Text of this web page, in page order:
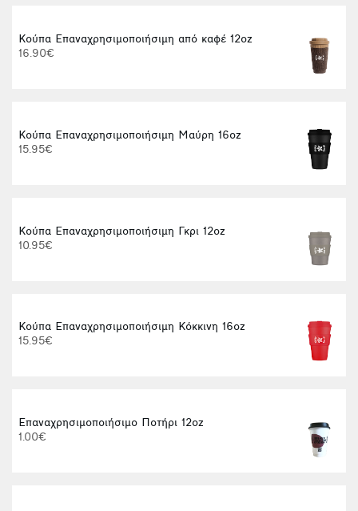
Κούπα Επαναχρησιμοποιήσιμη από καφέ 12oz
16.90€
Κούπα Επαναχρησιμοποιήσιμη Μαύρη 16oz
15.95€
Κούπα Επαναχρησιμοποιήσιμη Γκρι 12oz
10.95€
Κούπα Επαναχρησιμοποιήσιμη Κόκκινη 16oz
15.95€
Επαναχρησιμοποιήσιμο Ποτήρι 12oz
1.00€